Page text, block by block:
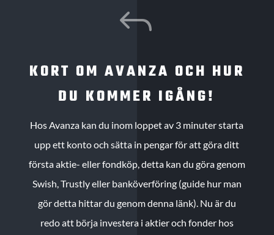
J
KORT OM AVANZA OCH HUR
DU KOMMER IGÅNG!
Hos Avanza kan du inom loppet av 3 minuter starta
upp ett konto och sätta in pengar för att göra ditt
första aktie- eller fondköp, detta kan du göra genom
Swish, Trustly eller banköverföring (guide hur man
gör detta hittar du genom denna länk). Nu är du
redo att börja investera i aktier och fonder hos